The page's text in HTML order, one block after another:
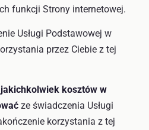
funkcji Strony internetowej.
Usługi Podstawowej w
przez Ciebie z tej
kosztów w
ze świadczenia Usługi
korzystania z tej